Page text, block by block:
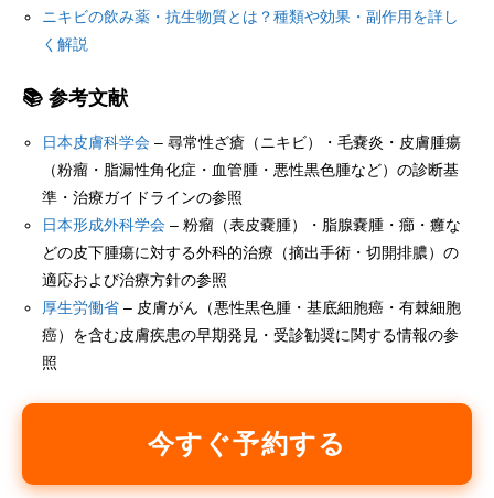
ニキビの飲み薬・抗生物質とは？種類や効果・副作用を詳し
く解説
📚 参考文献
日本皮膚科学会 – 尋常性ざ瘡（ニキビ）・毛嚢炎・皮膚腫瘍
（粉瘤・脂漏性角化症・血管腫・悪性黒色腫など）の診断基
準・治療ガイドラインの参照
日本形成外科学会 – 粉瘤（表皮嚢腫）・脂腺嚢腫・癤・癰な
どの皮下腫瘍に対する外科的治療（摘出手術・切開排膿）の
適応および治療方針の参照
厚生労働省 – 皮膚がん（悪性黒色腫・基底細胞癌・有棘細胞
癌）を含む皮膚疾患の早期発見・受診勧奨に関する情報の参
照
今すぐ予約する